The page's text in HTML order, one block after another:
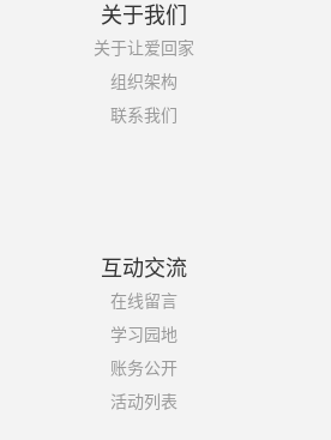
关于我们
关于让爱回家
组织架构
联系我们
互动交流
在线留言
学习园地
账务公开
活动列表